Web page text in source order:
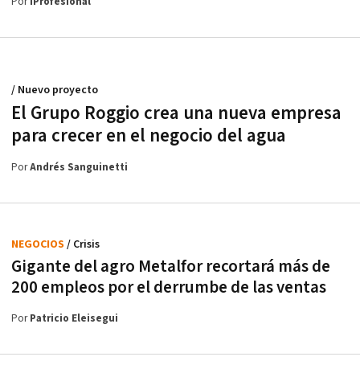
El Grupo Roggio crea una nueva empresa
para crecer en el negocio del agua
/ Nuevo proyecto
PorAndrés Sanguinetti
Gigante del agro Metalfor recortará más de
200 empleos por el derrumbe de las ventas
NEGOCIOS / Crisis
PorPatricio Eleisegui